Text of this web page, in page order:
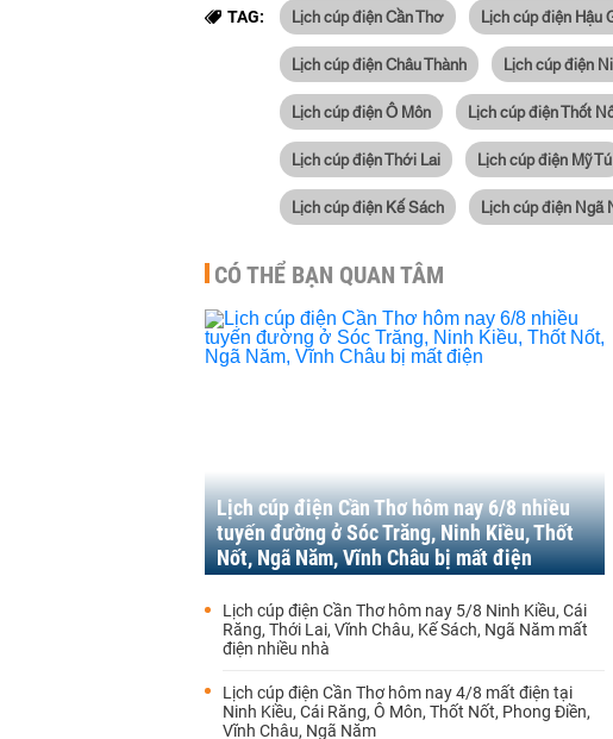
TAG: Lịch cúp điện Cần Thơ Lịch cúp điện Hậu
Lịch cúp điện Châu Thành Lịch cúp điện
Lịch cúp điện Ô Môn Lịch cúp điện Thốt
Lịch cúp điện Thới Lai Lịch cúp điện Mỹ Tú
Lịch cúp điện Kế Sách Lịch cúp điện Ngã
CÓ THỂ BẠN QUAN TÂM
Lịch cúp điện Cần Thơ hôm nay 6/8 nhiều
tuyến đường ở Sóc Trăng, Ninh Kiều, Thốt
Nốt, Ngã Năm, Vĩnh Châu bị mất điện
Lịch cúp điện Cần Thơ hôm nay 5/8 Ninh Kiều, Cái
Răng, Thới Lai, Vĩnh Châu, Kế Sách, Ngã Năm mất
điện nhiều nhà
Lịch cúp điện Cần Thơ hôm nay 4/8 mất điện tại
Ninh Kiều, Cái Răng, Ô Môn, Thốt Nốt, Phong Điền,
Vĩnh Châu, Ngã Năm